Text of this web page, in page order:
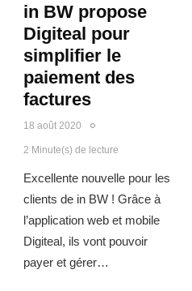
in BW propose
Digiteal pour
simplifier le
paiement des
factures
18 août 2020
2 Minute(s) de lecture
Excellente nouvelle pour les
clients de in BW ! Grâce à
l’application web et mobile
Digiteal, ils vont pouvoir
payer et gérer…